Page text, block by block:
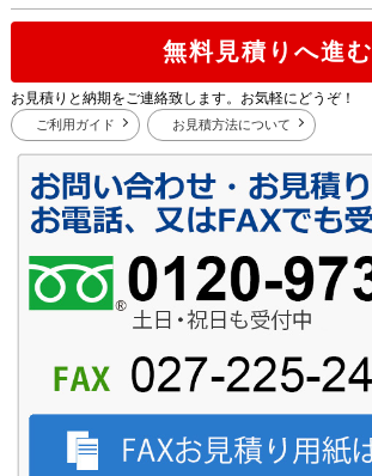
無料見積りへ進む
お見積りと納期をご連絡致します。お気軽にどうぞ！
ご利用ガイド お見積方法について